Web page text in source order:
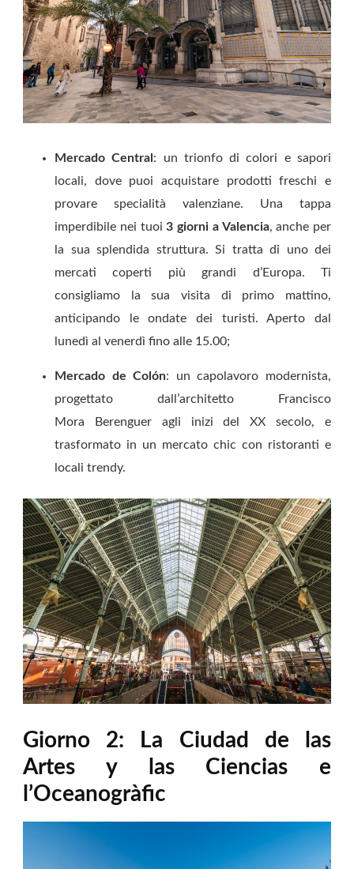
Mercado Central: un trionfo di colori e sapori
locali, dove puoi acquistare prodotti freschi e
provare specialità valenziane. Una tappa
imperdibile nei tuoi3 giorni a Valencia, anche per
la sua splendida struttura. Si tratta di uno dei
mercati coperti più grandi d’Europa. Ti
consigliamo la sua visita di primo mattino,
anticipando le ondate dei turisti. Aperto dal
lunedì al venerdì fino alle 15.00;
Mercado de Colón: un capolavoro modernista,
progettato dall’architetto Francisco
Mora Berenguer agli inizi del XX secolo, e
trasformato in un mercato chic con ristoranti e
locali trendy.
Giorno 2: La Ciudad de las
Artes y las Ciencias e
l’Oceanogràfic